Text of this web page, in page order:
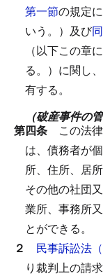
第一節の規定
いう。）及び
（以下この章
る。）に関し
有する。
（破産事件の
第四条 この法
は、債務者が
所、住所、居
その他の社団
業所、事務所
とができる。
２ 民事訴訟法
り裁判上の請